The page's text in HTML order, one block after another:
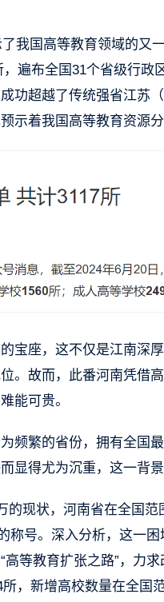
我国高等教育领域的又
遍布全国31个省级行
功超越了传统强省江苏
示着我国高等教育资源
宝座，这不仅是江南深
。故而，此番河南凭借
能可贵。
频繁的省份，拥有全国
显得尤为沉重，这一背
的现状，河南省在全国
称号。深入分析，这一
等教育扩张之路”，力
，新增高校数量在全国